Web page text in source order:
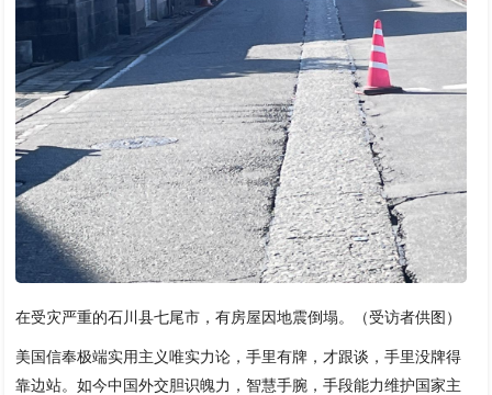
在受灾严重的石川县七尾市，有房屋因地震倒塌。（受访者供图）
美国信奉极端实用主义唯实力论，手里有牌，才跟谈，手里没牌得
靠边站。如今中国外交胆识魄力，智慧手腕，手段能力维护国家主